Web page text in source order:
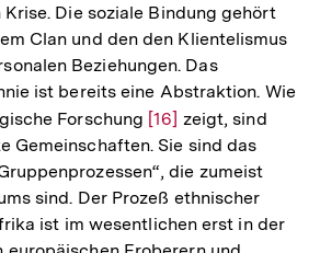
Die soziale Bindung gehört
Clan und den den Klientelismus
Beziehungen. Das
ist bereits eine Abstraktion. Wie
Forschung Zur
Auflösung
der
Fußnote
[16] zeigt, sind
Gemeinschaften. Sie sind das
die zumeist
sind. Der Prozeß ethnischer
ist im wesentlichen erst in der